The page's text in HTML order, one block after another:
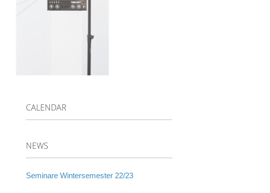
CALENDAR
NEWS
Seminare Wintersemester 22/23